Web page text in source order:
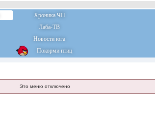
Хроника ЧП
Лаба-ТВ
Новости юга
Покорми птиц
Это меню отключено